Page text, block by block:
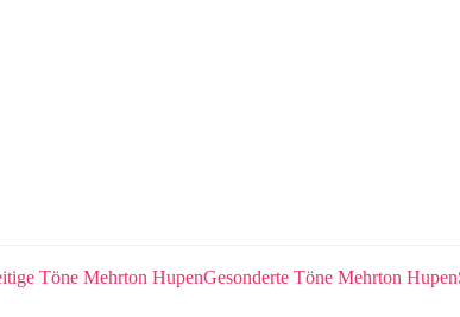
Töne Mehrton HupenGesonderte Töne Mehrton Hupen